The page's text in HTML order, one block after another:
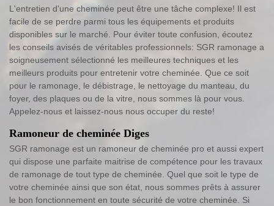
L'entretien d'une cheminée peut être une tâche complexe! Il est
facile de se perdre parmi tous les équipements et produits
disponibles sur le marché. Pour éviter toute confusion, écoutez
les conseils avisés de véritables professionnels: SGR ramonage a
soigneusement sélectionné les meilleures techniques et les
meilleurs produits pour entretenir votre cheminée. Que ce soit
pour le ramonage, le débistrage, le nettoyage du manteau, du
foyer, des plaques ou de la vitre, nous sommes là pour vous.
Appelez-nous et laissez-nous nous occuper du reste!
Ramoneur de cheminée Diges
SGR ramonage est un ramoneur de cheminée pro et aussi expert
qui dispose une parfaite maitrise de compétence pour les travaux
de ramonage de tout type de cheminée. Quel que soit le type de
votre cheminée ainsi que son état, nous sommes prêts à assurer
le bon fonctionnement en toute sécurité de votre cheminée. Si